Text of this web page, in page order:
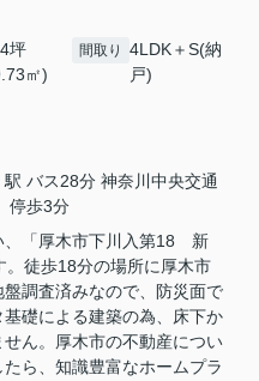
坪
㎡)
間取り
4LDK＋S(納
戸)
駅 バス28分 神奈川中央交通
停歩3分
、「厚木市下川入第18 新
徒歩18分の場所に厚木市
調査済みなので、防災面で
礎による建築の為、床下か
ん。厚木市の不動産につい
ら、知識豊富なホームプラ